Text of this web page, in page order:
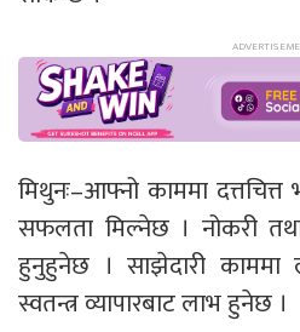
मिथुनः–आफ्नो काममा
सफलता मिल्नेछ । नोकरी तथा
हुनुहुनेछ । साझेदारी काममा
स्वतन्त्र व्यापारबाट लाभ हुनेछ ।